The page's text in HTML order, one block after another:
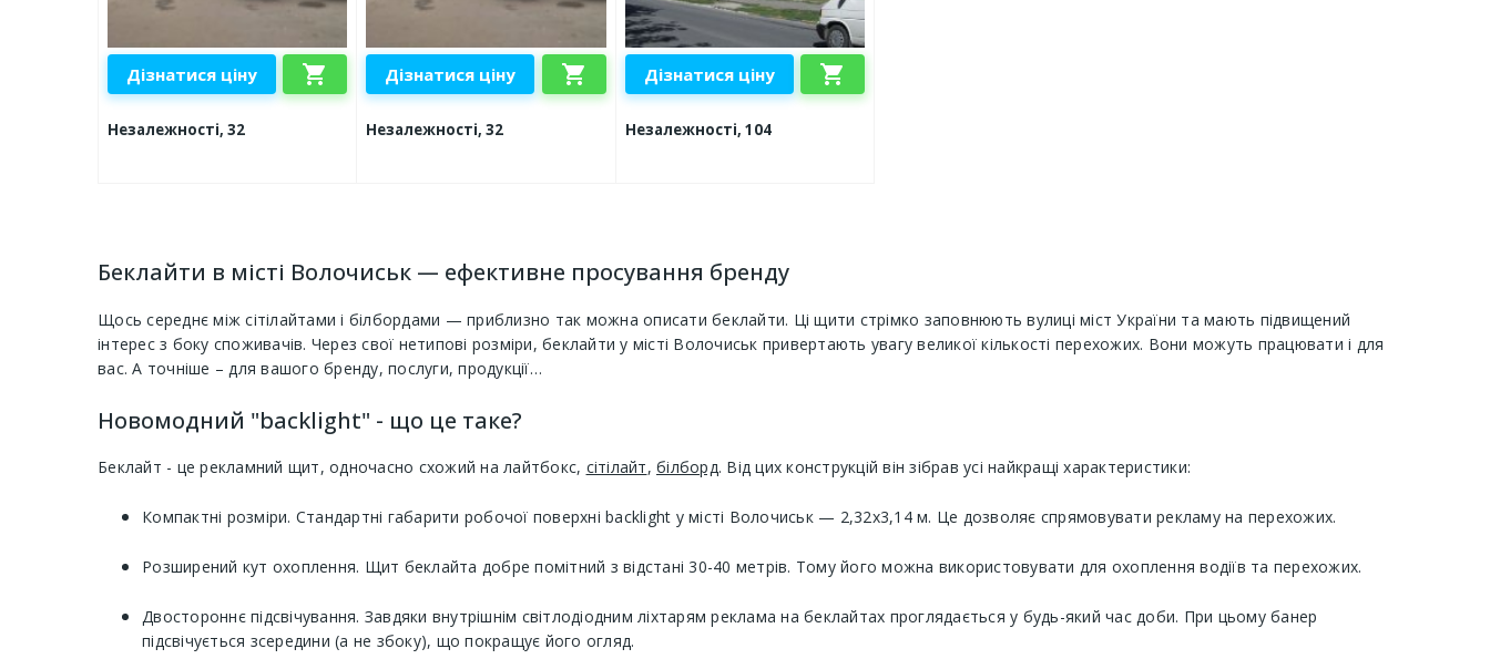
Дізнатися ціну shopping_cart
Незалежності, 32
Дізнатися ціну shopping_cart
Незалежності, 32
Дізнатися ціну shopping_cart
Незалежності, 104
Беклайти в місті Волочиськ — ефективне просування бренду
Щось середнє між сітілайтами і білбордами — приблизно так можна описати беклайти. Ці щити стрімко заповнюють вулиці міст України та мають підвищений
інтерес з боку споживачів. Через свої нетипові розміри, беклайти у місті Волочиськ привертають увагу великої кількості перехожих. Вони можуть працювати і для
вас. А точніше – для вашого бренду, послуги, продукції…
Новомодний "backlight" - що це таке?
Беклайт - це рекламний щит, одночасно схожий на лайтбокс, сітілайт, білборд. Від цих конструкцій він зібрав усі найкращі характеристики:
Компактні розміри. Стандартні габарити робочої поверхні backlight у місті Волочиськ — 2,32х3,14 м. Це дозволяє спрямовувати рекламу на перехожих.
Розширений кут охоплення. Щит беклайта добре помітний з відстані 30-40 метрів. Тому його можна використовувати для охоплення водіїв та перехожих.
Двостороннє підсвічування. Завдяки внутрішнім світлодіодним ліхтарям реклама на беклайтах проглядається у будь-який час доби. При цьому банер
підсвічується зсередини (а не збоку), що покращує його огляд.